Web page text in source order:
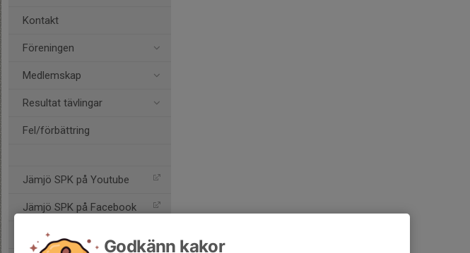
Kontakt
Föreningen
Medlemskap
Resultat tävlingar
Fel/förbättring
Jämjö SPK på Youtube
Jämjö SPK på Facebook
Jämjö SPK på Instagram
Godkänn kakor